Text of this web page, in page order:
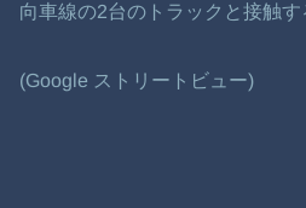
向車線の2台のトラックと接触す
(Google ストリートビュー)